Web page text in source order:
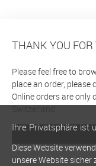
THANK YOU FOR
Please feel free to
place an order, please
Online orders are only
Switzerland
Ihre Privatsphäre ist
Diese Website
unsere Website sicher